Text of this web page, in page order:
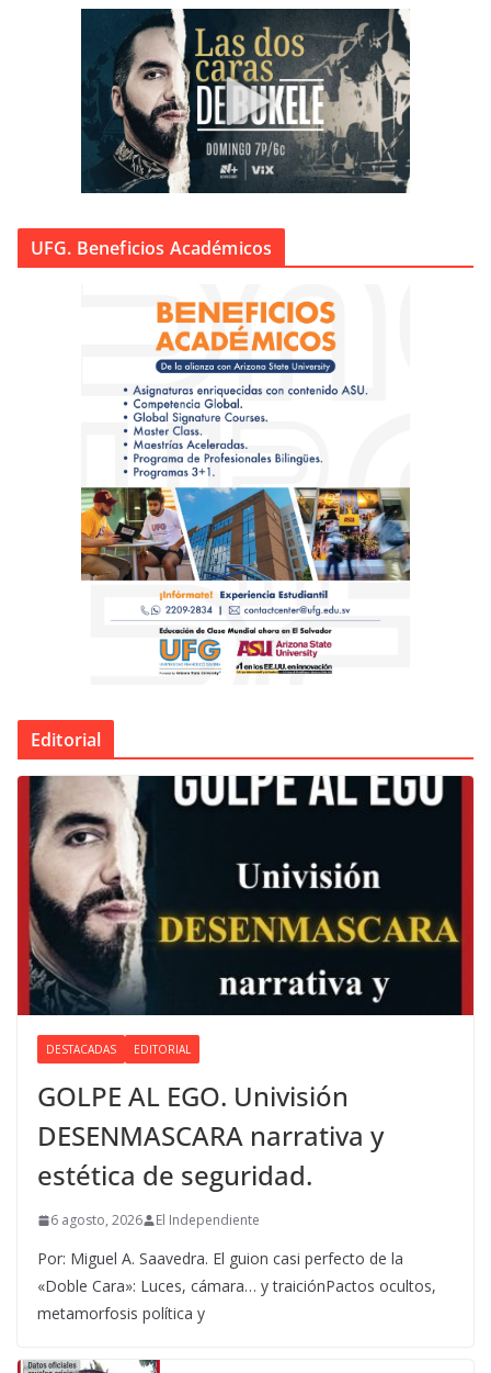
UFG. Beneficios Académicos
Editorial
DESTACADAS EDITORIAL
GOLPE AL EGO. Univisión
DESENMASCARA narrativa y
estética de seguridad.
6 agosto, 2026 El Independiente
Por: Miguel A. Saavedra. El guion casi perfecto de la
«Doble Cara»: Luces, cámara… y traiciónPactos ocultos,
metamorfosis política y